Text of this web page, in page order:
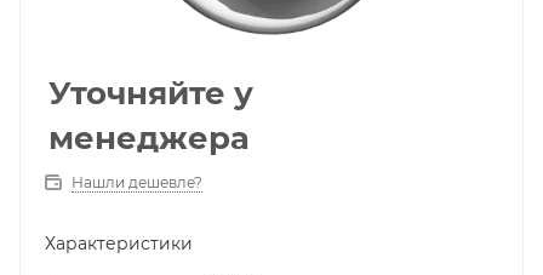
Уточняйте у
менеджера
Нашли дешевле?
Характеристики